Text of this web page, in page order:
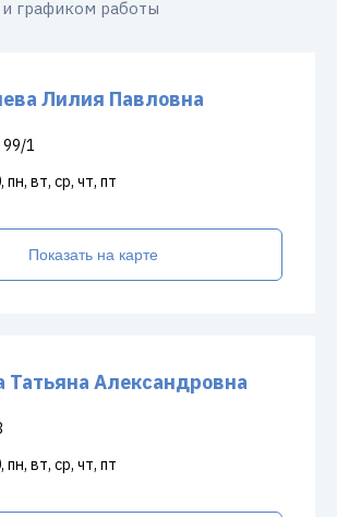
графиком работы
Лилия Павловна
99/1
вт, ср, чт, пт
Показать на карте
Татьяна Александровна
вт, ср, чт, пт